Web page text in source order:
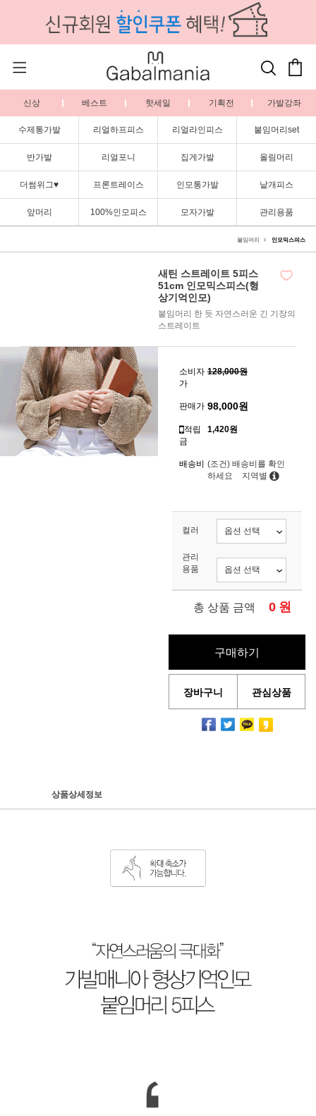
신상 베스트 핫세일 기획전 가발강좌
수제통가발 리얼하프피스 리얼라인피스 붙임머리set
반가발 리얼포니 집게가발 올림머리
더썸위그♥ 프론트레이스 인모통가발 낱개피스
앞머리 100%인모피스 모자가발 관리용품
붙임머리 인모믹스피스
새틴 스트레이트 5피스
51cm 인모믹스피스(형
상기억인모)
붙임머리 한 듯 자연스러운 긴 기장의
스트레이트
소비자
가
128,000원
판매가 98,000원
적립
금
1,420원
배송비 (조건) 배송비를 확인
하세요
지역별
컬러
관리
용품
총 상품 금액 0 원
구매하기
장바구니 관심상품
상품상세정보